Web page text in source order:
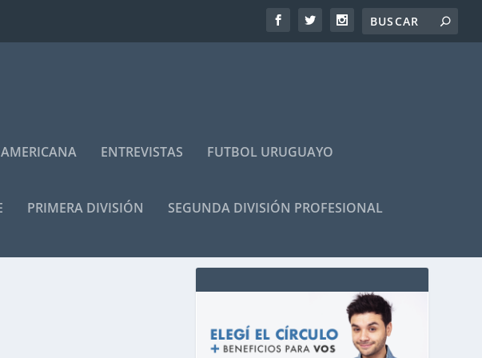
ENTREVISTAS FUTBOL URUGUAYO
PRIMERA DIVISIÓN SEGUNDA DIVISIÓN PROFESIONAL